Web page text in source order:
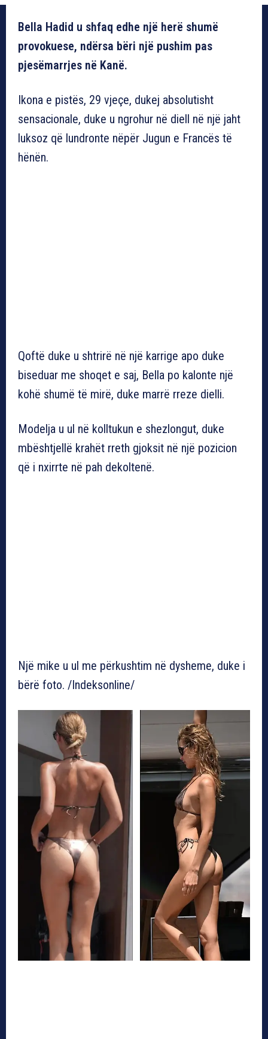
Bella Hadid u shfaq edhe një herë shumë
provokuese, ndërsa bëri një pushim pas
pjesëmarrjes në Kanë.
Ikona e pistës, 29 vjeçe, dukej absolutisht
sensacionale, duke u ngrohur në diell në një jaht
luksoz që lundronte nëpër Jugun e Francës të
hënën.
Qoftë duke u shtrirë në një karrige apo duke
biseduar me shoqet e saj, Bella po kalonte një
kohë shumë të mirë, duke marrë rreze dielli.
Modelja u ul në kolltukun e shezlongut, duke
mbështjellë krahët rreth gjoksit në një pozicion
që i nxirrte në pah dekoltenë.
Një mike u ul me përkushtim në dysheme, duke i
bërë foto. /Indeksonline/